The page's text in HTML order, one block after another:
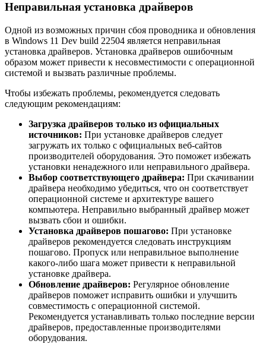
Неправильная установка драйверов
Одной из возможных причин сбоя проводника и обновления
в Windows 11 Dev build 22504 является неправильная
установка драйверов. Установка драйверов ошибочным
образом может привести к несовместимости с операционной
системой и вызвать различные проблемы.
Чтобы избежать проблемы, рекомендуется следовать
следующим рекомендациям:
Загрузка драйверов только из официальных
источников: При установке драйверов следует
загружать их только с официальных веб-сайтов
производителей оборудования. Это поможет избежать
установки ненадежного или неправильного драйвера.
Выбор соответствующего драйвера: При скачивании
драйвера необходимо убедиться, что он соответствует
операционной системе и архитектуре вашего
компьютера. Неправильно выбранный драйвер может
вызвать сбои и ошибки.
Установка драйверов пошагово: При установке
драйверов рекомендуется следовать инструкциям
пошагово. Пропуск или неправильное выполнение
какого-либо шага может привести к неправильной
установке драйвера.
Обновление драйверов: Регулярное обновление
драйверов поможет исправить ошибки и улучшить
совместимость с операционной системой.
Рекомендуется устанавливать только последние версии
драйверов, предоставленные производителями
оборудования.